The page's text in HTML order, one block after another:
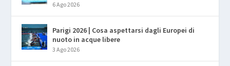
6 Ago 2026
Parigi 2026 | Cosa aspettarsi dagli Europei di
nuoto in acque libere
3 Ago 2026